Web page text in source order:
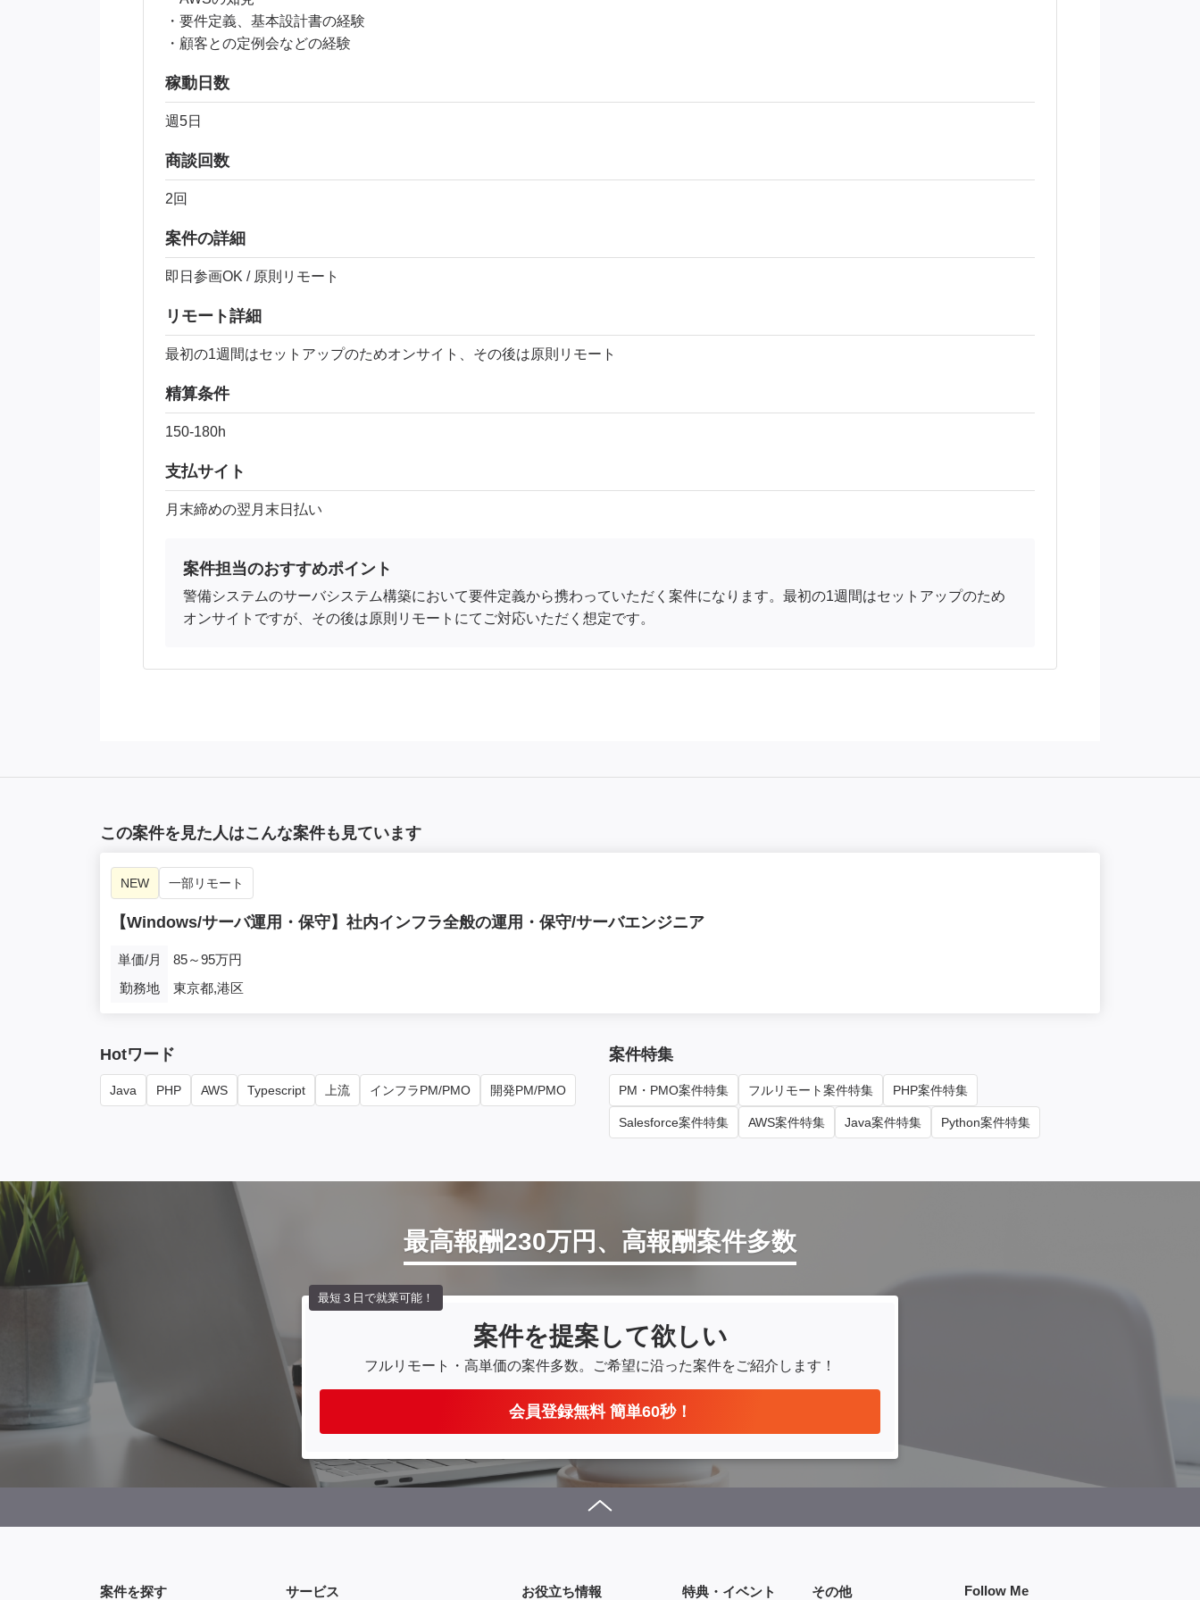
・要件定義、基本設計書の経験
・顧客との定例会などの経験
稼動日数
週5日
商談回数
2回
案件の詳細
即日参画OK / 原則リモート
リモート詳細
最初の1週間はセットアップのためオンサイト、その後は原則リモート
精算条件
150-180h
支払サイト
月末締めの翌月末日払い
案件担当のおすすめポイント
警備システムのサーバシステム構築において要件定義から携わっていただく案件になります。最初の1週間はセットアップのため
オンサイトですが、その後は原則リモートにてご対応いただく想定です。
この案件を見た人はこんな案件も見ています
NEW 一部リモート
【Windows/サーバ運用・保守】社内インフラ全般の運用・保守/サーバエンジニア
単価/月
85～95万円
勤務地
東京都,港区
Hotワード
Java PHP AWS Typescript 上流 インフラPM/PMO 開発PM/PMO
案件特集
PM・PMO案件特集 フルリモート案件特集 PHP案件特集
Salesforce案件特集 AWS案件特集 Java案件特集 Python案件特集
最高報酬230万円、高報酬案件多数
案件を提案して欲しい
フルリモート・高単価の案件多数。 ご希望に沿った案件をご紹介します！
会員登録無料 簡単60秒！
最短３日で就業可能！
Follow Me
案件を探す サービス お役立ち情報 特典・イベント その他